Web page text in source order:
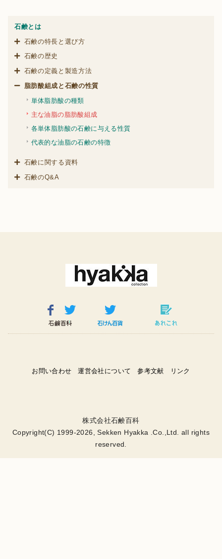
石鹸とは
石鹸の特長と選び方
石鹸の歴史
石鹸の定義と製造方法
脂肪酸組成と石鹸の性質
単体脂肪酸の種類
主な油脂の脂肪酸組成
各単体脂肪酸の石鹸に与える性質
代表的な油脂の石鹸の特徴
石鹸に関する資料
石鹸のQ&A
お問い合わせ 運営会社について 参考文献 リンク
株式会社石鹸百科
Copyright(C) 1999-2026, Sekken Hyakka .Co.,Ltd. all rights
reserved.